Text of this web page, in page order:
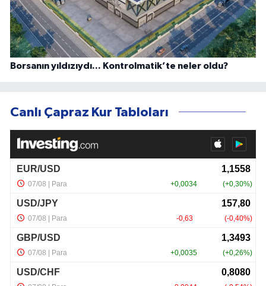
Borsanın yıldızıydı... Kontrolmatik’te neler oldu?
Canlı Çapraz Kur Tabloları